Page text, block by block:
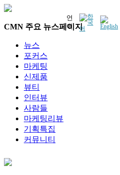
언
어
CMN 주요 뉴스페이지
뉴스
포커스
마케팅
신제품
뷰티
인터뷰
사람들
마케팅리뷰
기획특집
커뮤니티